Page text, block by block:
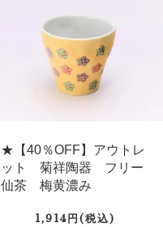
★【40％OFF】アウトレ
ット 菊祥陶器 フリー
仙茶 梅黄濃み
1,914円(税込)